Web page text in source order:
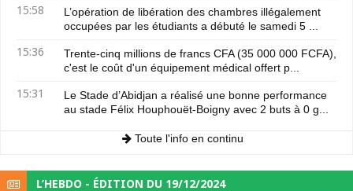
15:58
L’opération de libération des chambres illégalement
occupées par les étudiants a débuté le samedi 5 ...
15:36
Trente-cinq millions de francs CFA (35 000 000 FCFA),
c'est le coût d'un équipement médical offert p...
15:31
Le Stade d’Abidjan a réalisé une bonne performance
au stade Félix Houphouët-Boigny avec 2 buts à 0 g...
Toute l'info en continu
L’HEBDO - ÉDITION DU 19/12/2024